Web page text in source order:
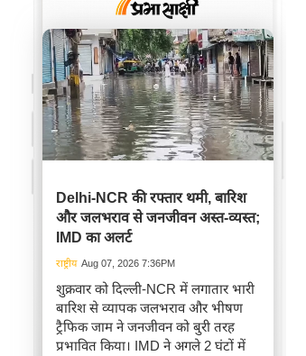
Delhi-NCR की रफ्तार थमी, बारिश
और जलभराव से जनजीवन अस्त-व्यस्त;
IMD का अलर्ट
राष्ट्रीय Aug 07, 2026 7:36PM
शुक्रवार को दिल्ली-NCR में लगातार भारी
बारिश से व्यापक जलभराव और भीषण
ट्रैफिक जाम ने जनजीवन को बुरी तरह
प्रभावित किया। IMD ने अगले 2 घंटों में